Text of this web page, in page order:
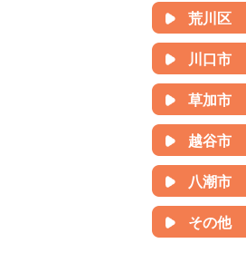
荒川区
川口市
草加市
越谷市
八潮市
その他